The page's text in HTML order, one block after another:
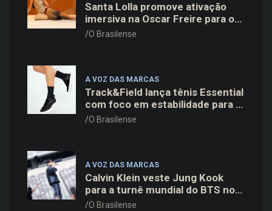
Santa Lolla promove ativação
imersiva na Oscar Freire para o
lançamento da coleção Verão 27
O Brasilense
A VOZ DAS MARCAS
Track&Field lança tênis Essential
com foco em estabilidade para a
rotina de treinos
O Brasilense
A VOZ DAS MARCAS
Calvin Klein veste Jung Kook
para a turnê mundial do BTS nos
Estados Unidos
O Brasilense